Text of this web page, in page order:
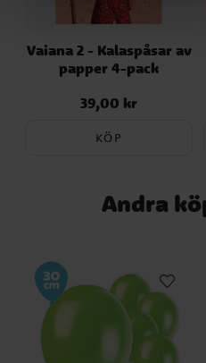
Vaiana 2 - Kalaspåsar av
papper 4-pack
Pris: 39,00 kr
39,00 kr
KÖP
Andra